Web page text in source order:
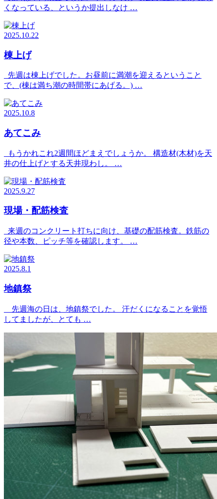
くなっている、というか提出しなけ …
2025.10.22
棟上げ
先週は棟上げでした。お昼前に満潮を迎えるということ
で、(棟は満ち潮の時間帯にあげる。) …
2025.10.8
あてこみ
もうかれこれ2週間ほどまえでしょうか。 構造材(木材)を天
井の仕上げとする天井現わし。 …
2025.9.27
現場・配筋検査
来週のコンクリート打ちに向け、基礎の配筋検査。鉄筋の
径や本数、ピッチ等を確認します。 …
2025.8.1
地鎮祭
先週海の日は、地鎮祭でした。 汗だくになることを覚悟
してましたが、とても …